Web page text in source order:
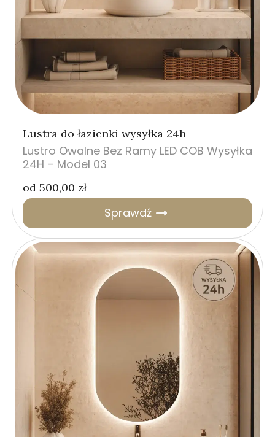
Lustra do łazienki wysyłka 24h
Lustro Owalne Bez Ramy LED COB Wysyłka
24H – Model 03
Sprawdź
od 500,00 zł